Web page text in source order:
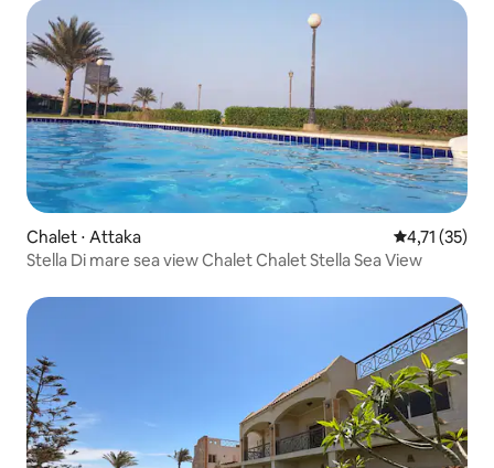
Chalet ⋅ Attaka Évaluation
4,71 (35)
Stella Di mare sea view Chalet Chalet Stella Sea View